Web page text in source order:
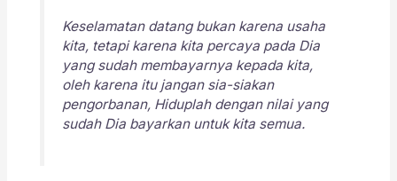
Keselamatan datang bukan karena usaha
kita, tetapi karena kita percaya pada Dia
yang sudah membayarnya kepada kita,
oleh karena itu jangan sia-siakan
pengorbanan, Hiduplah dengan nilai yang
sudah Dia bayarkan untuk kita semua.